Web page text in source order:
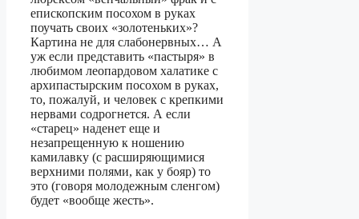
епископским посохом в руках
поучать своих «золотеньких»?
Картина не для слабонервных… А
уж если представить «пастыря» в
любимом леопардовом халатике с
архипастырским посохом в руках,
то, пожалуй, и человек с крепкими
нервами содрогнется. А если
«старец» наденет еще и
незапрещенную к ношению
камилавку (с расширяющимися
верхними полями, как у бояр) то
это (говоря молодежным сленгом)
будет «вообще жесть».